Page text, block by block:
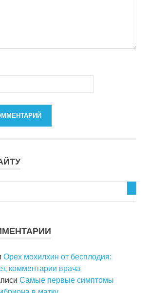
Орех мохилхин от бесплодия:
комментарии врача
Самые первые симптомы